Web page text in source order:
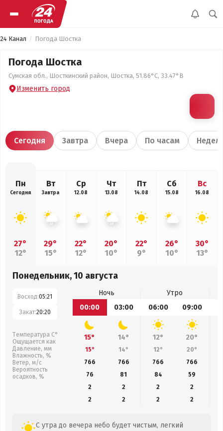
24 Канал Погода Шостка
Погода Шостка
Сумская обл., Шосткинский район, Шостка, 51.86°С, 33.47°В
Изменить город
Сегодня Завтра Вчера По часам
Пн
Сегодня
27°
12°
Вт
Завтра
29°
15°
Ср
12.08
22°
12°
Чт
13.08
20°
10°
Пт
14.08
22°
9°
Сб
15.08
26°
10°
Вс
16.08
30°
13°
Понедельник, 10 августа
Восход:05:21
Закат:20:20
Температура С°
Ощущается как
Давление, мм
Влажность, %
Ветер, м/с
Вероятность
осадков, %
Ночь
Утро
00:00
03:00 06:00 09:00
15° 14° 12° 20°
15° 14° 12° 20°
766
766 766 766
76
81 84 59
2
2 2
2
2
2 2 2
С утра до вечера небо будет чистым, легкий